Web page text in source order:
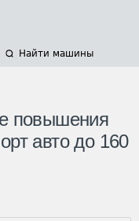
Найти машины
повышения
авто до 160